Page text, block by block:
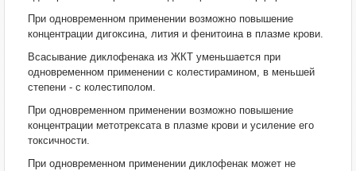
При одновременном применении возможно повышение
концентрации дигоксина, лития и фенитоина в плазме крови.
Всасывание диклофенака из ЖКТ уменьшается при
одновременном применении с колестирамином, в меньшей
степени - с колестиполом.
При одновременном применении возможно повышение
концентрации метотрексата в плазме крови и усиление его
токсичности.
При одновременном применении диклофенак может не